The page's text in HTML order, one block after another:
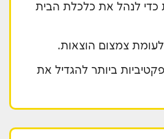
כדי לנהל את כלכלת הבית
צמצום הוצאות.
ביותר להגדיל את